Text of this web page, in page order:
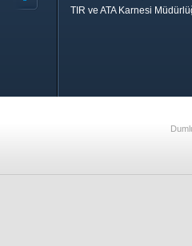
TIR ve ATA Karnesi